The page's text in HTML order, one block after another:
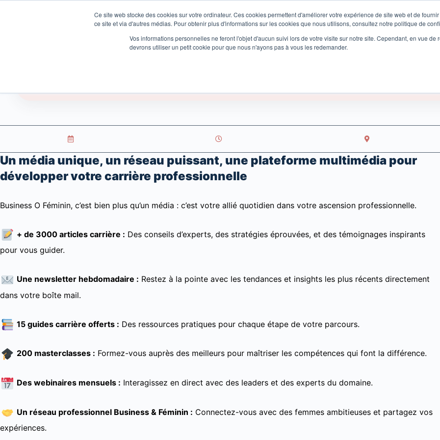
Ce site web stocke des cookies sur votre ordinateur. Ces cookies permettent d'améliorer votre expérience de site web et de
ce site et via d'autres médias. Pour obtenir plus d'informations sur les cookies que nous utilisons, consultez notre politique de
Vos informations personnelles ne feront l'objet d'aucun suivi lors de votre visite sur notre site. Cependant, en vue de
devrons utiliser un petit cookie pour que nous n'ayons pas à vous les redemander.
Un média unique, un réseau puissant, une plateforme multimédia pour
développer votre carrière professionnelle
Business O Féminin, c’est bien plus qu’un média : c’est votre allié quotidien dans votre ascension professionnelle.
+ de 3000 articles carrière : Des conseils d’experts, des stratégies éprouvées, et des témoignages inspirants
pour vous guider.
Une newsletter hebdomadaire : Restez à la pointe avec les tendances et insights les plus récents directement
dans votre boîte mail.
15 guides carrière offerts : Des ressources pratiques pour chaque étape de votre parcours.
200 masterclasses : Formez-vous auprès des meilleurs pour maîtriser les compétences qui font la différence.
Des webinaires mensuels : Interagissez en direct avec des leaders et des experts du domaine.
Un réseau professionnel Business & Féminin : Connectez-vous avec des femmes ambitieuses et partagez vos
expériences.